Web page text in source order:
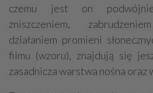
czemu jest on
zniszczeniem,
działaniem promieni
filmu (wzoru), znajdują się
zasadnicza warstwa nośna oraz